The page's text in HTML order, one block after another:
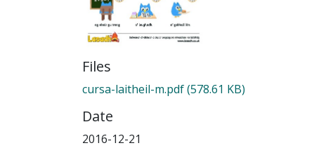
Files
cursa-laitheil-m.pdf(578.61 KB)
Date
2016-12-21